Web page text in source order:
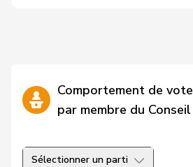
Comportement de vote
par membre du Conseil
Sélectionner un parti